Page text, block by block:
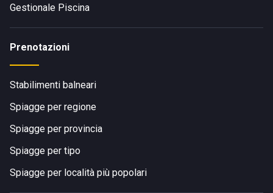
Gestionale Piscina
Prenotazioni
Stabilimenti balneari
Spiagge per regione
Spiagge per provincia
Spiagge per tipo
Spiagge per località più popolari